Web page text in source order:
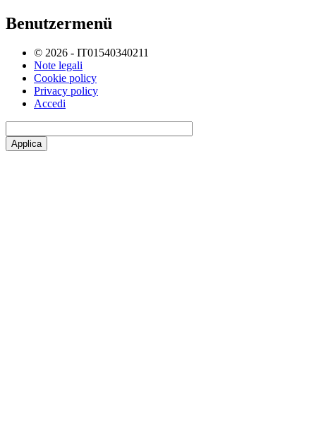
Benutzermenü
© 2026 - IT01540340211
Note legali
Cookie policy
Privacy policy
Accedi